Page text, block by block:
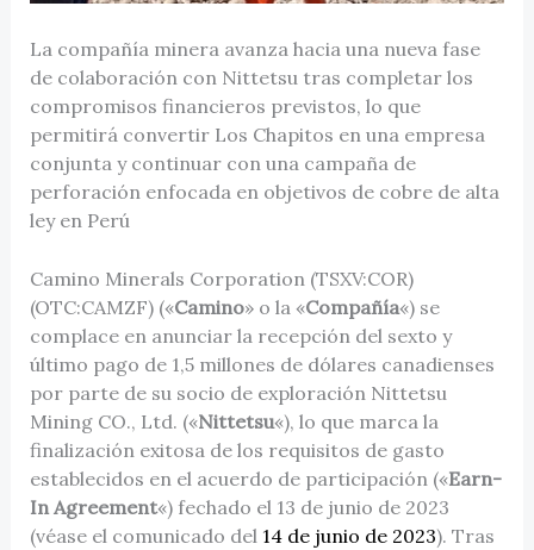
La compañía minera avanza hacia una nueva fase
de colaboración con Nittetsu tras completar los
compromisos financieros previstos, lo que
permitirá convertir Los Chapitos en una empresa
conjunta y continuar con una campaña de
perforación enfocada en objetivos de cobre de alta
ley en Perú
Camino Minerals Corporation (TSXV:COR)
(OTC:CAMZF) («Camino» o la «Compañía«) se
complace en anunciar la recepción del sexto y
último pago de 1,5 millones de dólares canadienses
por parte de su socio de exploración Nittetsu
Mining CO., Ltd. («Nittetsu«), lo que marca la
finalización exitosa de los requisitos de gasto
establecidos en el acuerdo de participación («Earn-
In Agreement«) fechado el 13 de junio de 2023
(véase el comunicado del 14 de junio de 2023). Tras